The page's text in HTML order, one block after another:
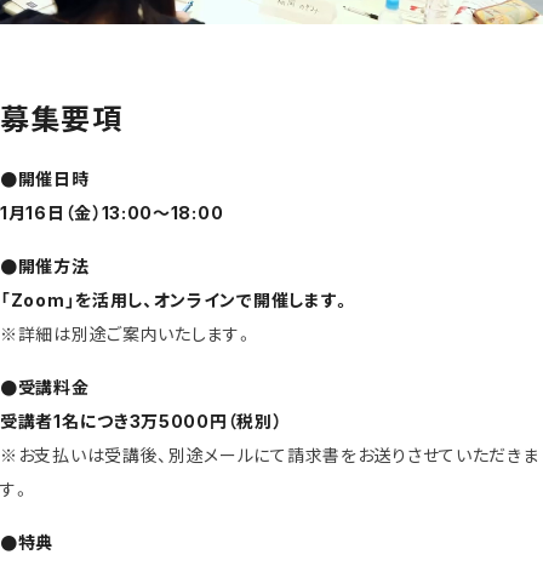
募集要項
●開催日時
1月16日（金）13:00〜18:00
●開催方法
「Zoom」を活用し、オンラインで開催します。
※詳細は別途ご案内いたします。
●受講料金
受講者1名につき3万5000円（税別）
※お支払いは受講後、別途メールにて請求書をお送りさせていただきま
す。
●特典